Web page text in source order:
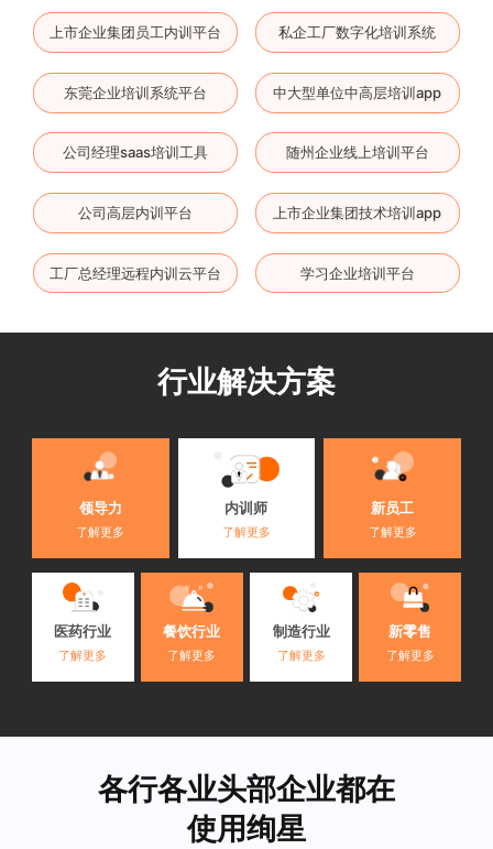
上市企业集团员工内训平台 私企工厂数字化培训系统
东莞企业培训系统平台 中大型单位中高层培训app
公司经理saas培训工具 随州企业线上培训平台
公司高层内训平台 上市企业集团技术培训app
工厂总经理远程内训云平台 学习企业培训平台
行业解决方案
领导力
了解更多
内训师
了解更多
新员工
了解更多
医药行业
了解更多
餐饮行业
了解更多
制造行业
了解更多
新零售
了解更多
各行各业头部企业都在
使用绚星